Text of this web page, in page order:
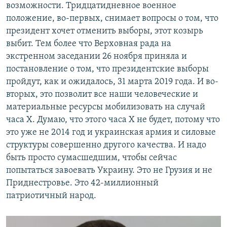
возможности. Тридцатидневное военное
положение, во-первых, снимает вопросы о том, что
президент хочет отменить выборы, этот козырь
выбит. Тем более что Верховная рада на
экстренном заседании 26 ноября приняла и
постановление о том, что президентские выборы
пройдут, как и ожидалось, 31 марта 2019 года. И во-
вторых, это позволит все наши человеческие и
материальные ресурсы мобилизовать на случай
часа Х. Думаю, что этого часа Х не будет, потому что
это уже не 2014 год и украинская армия и силовые
структуры совершенно другого качества. И надо
быть просто сумасшедшим, чтобы сейчас
попытаться завоевать Украину. Это не Грузия и не
Приднестровье. Это 42-миллионный
патриотичный народ.